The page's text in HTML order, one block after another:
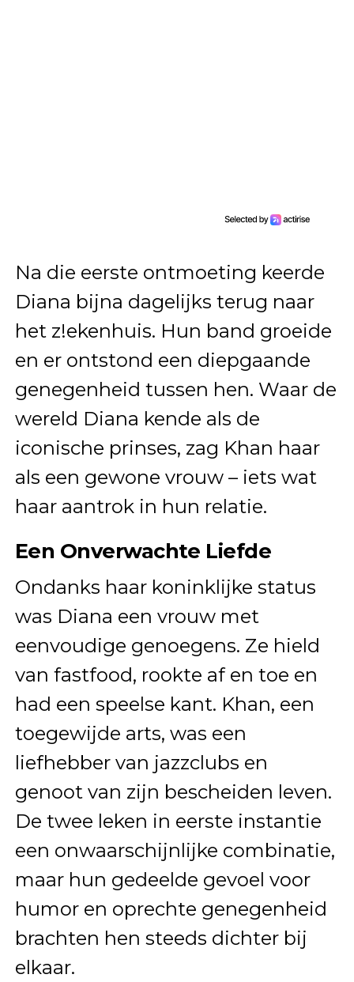
Na die eerste ontmoeting keerde
Diana bijna dagelijks terug naar
het z!ekenhuis. Hun band groeide
en er ontstond een diepgaande
genegenheid tussen hen. Waar de
wereld Diana kende als de
iconische prinses, zag Khan haar
als een gewone vrouw – iets wat
haar aantrok in hun relatie.
Een Onverwachte Liefde
Ondanks haar koninklijke status
was Diana een vrouw met
eenvoudige genoegens. Ze hield
van fastfood, rookte af en toe en
had een speelse kant. Khan, een
toegewijde arts, was een
liefhebber van jazzclubs en
genoot van zijn bescheiden leven.
De twee leken in eerste instantie
een onwaarschijnlijke combinatie,
maar hun gedeelde gevoel voor
humor en oprechte genegenheid
brachten hen steeds dichter bij
elkaar.